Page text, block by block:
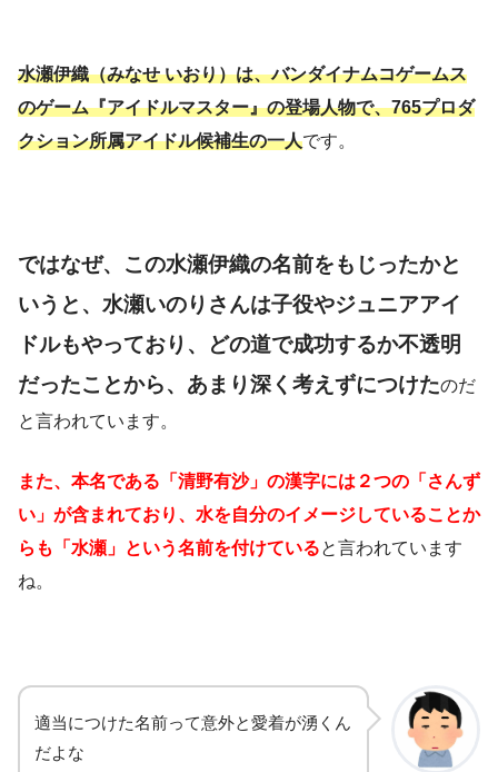
水瀬伊織（みなせ いおり）は、バンダイナムコゲームス
のゲーム『アイドルマスター』の登場人物で、765プロダ
クション所属アイドル候補生の一人です。
ではなぜ、この水瀬伊織の名前をもじったかと
いうと、水瀬いのりさんは子役やジュニアアイ
ドルもやっており、どの道で成功するか不透明
だったことから、あまり深く考えずにつけたのだ
と言われています。
また、本名である「清野有沙」の漢字には２つの「さんず
い」が含まれており、水を自分のイメージしていることか
らも「水瀬」という名前を付けていると言われています
ね。
適当につけた名前って意外と愛着が湧くん
だよな